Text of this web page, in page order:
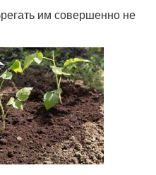
им совершенно не